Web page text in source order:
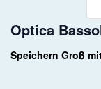
Optica
Speichern Groß